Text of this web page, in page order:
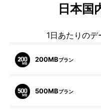
日本国
1日あたりの
200MBプラン
500MBプラン